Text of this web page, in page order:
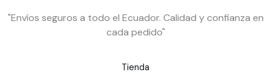
"Envíos seguros a todo el Ecuador. Calidad y confianza en
cada pedido"
Tienda